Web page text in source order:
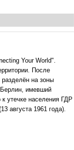
Your World".
После
на зоны
имевший
утечке населения ГДР
августа 1961 года).